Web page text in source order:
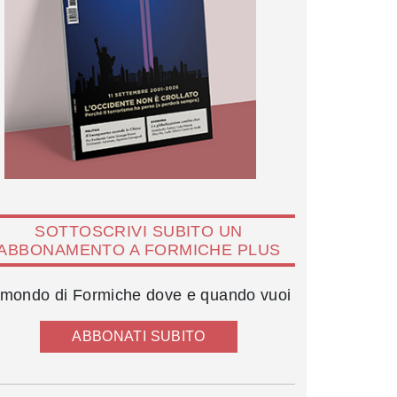
SOTTOSCRIVI SUBITO UN
A FORMICHE PLUS
di Formiche dove e quando vuoi
ABBONATI SUBITO